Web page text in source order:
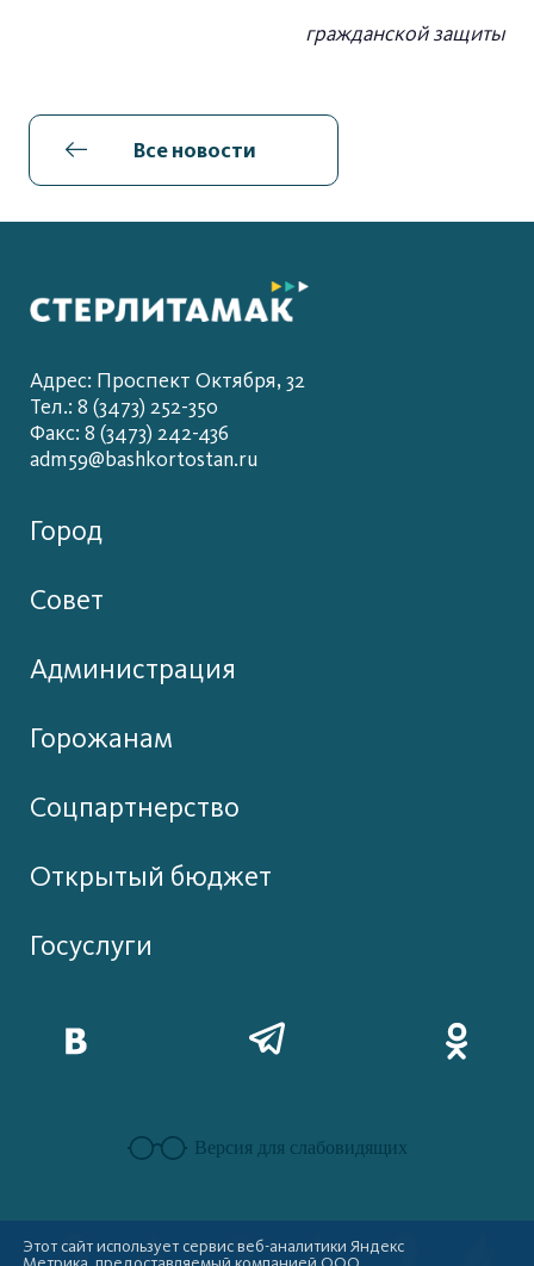
гражданской защиты
Все новости
Адрес: Проспект Октября, 32
Тел.: 8 (3473) 252-350
Факс: 8 (3473) 242-436
adm59@bashkortostan.ru
Город
Совет
Администрация
Горожанам
Соцпартнерство
Открытый бюджет
Госуслуги
Версия для слабовидящих
Этот сайт использует сервис веб-аналитики Яндекс